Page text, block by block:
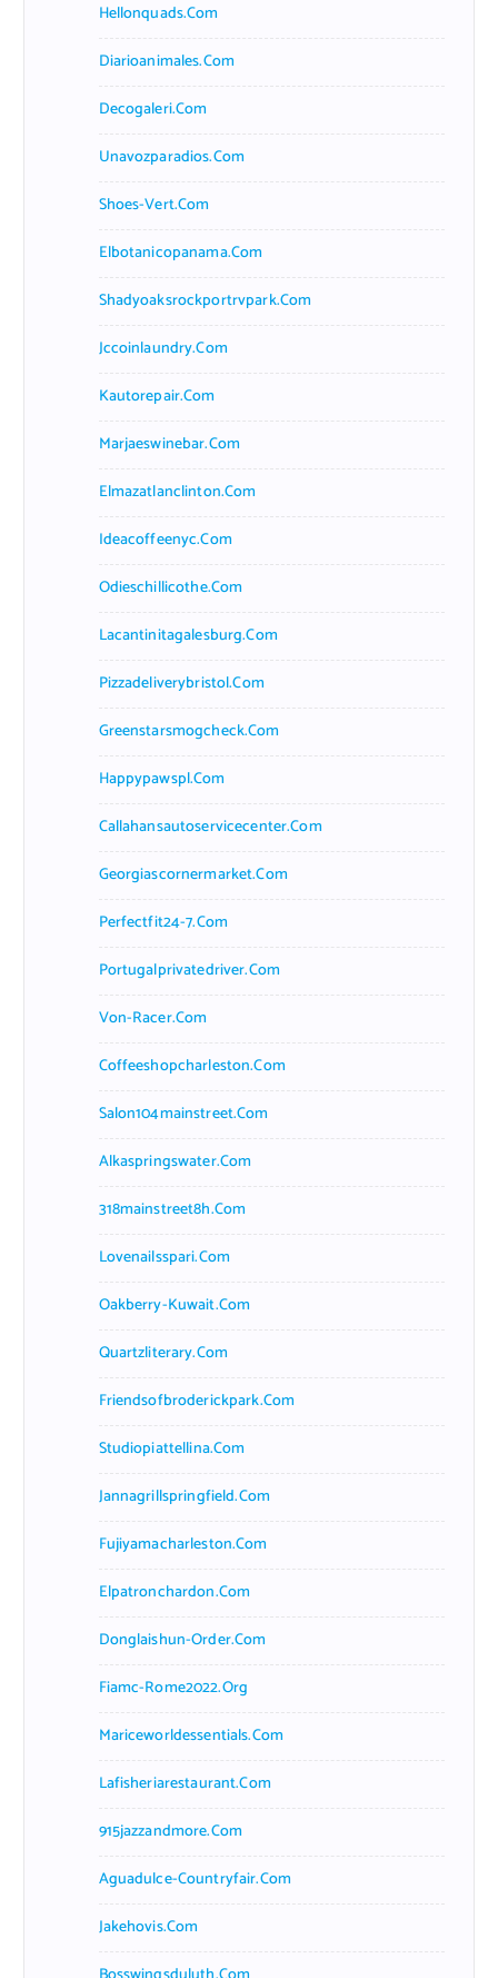
Hellonquads.com
Diarioanimales.com
Decogaleri.com
Unavozparadios.com
Shoes-Vert.com
Elbotanicopanama.com
Shadyoaksrockportrvpark.com
Jccoinlaundry.com
Kautorepair.com
Marjaeswinebar.com
Elmazatlanclinton.com
Ideacoffeenyc.com
Odieschillicothe.com
Lacantinitagalesburg.com
Pizzadeliverybristol.com
Greenstarsmogcheck.com
Happypawspl.com
Callahansautoservicecenter.com
Georgiascornermarket.com
Perfectfit24-7.com
Portugalprivatedriver.com
Von-Racer.com
Coffeeshopcharleston.com
Salon104mainstreet.com
Alkaspringswater.com
318mainstreet8h.com
Lovenailsspari.com
Oakberry-Kuwait.com
Quartzliterary.com
Friendsofbroderickpark.com
Studiopiattellina.com
Jannagrillspringfield.com
Fujiyamacharleston.com
Elpatronchardon.com
Donglaishun-Order.com
Fiamc-Rome2022.org
Mariceworldessentials.com
Lafisheriarestaurant.com
915jazzandmore.com
Aguadulce-Countryfair.com
Jakehovis.com